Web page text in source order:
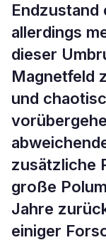
allerdings
dieser
Magnetfeld
und
zusätzliche
große
Jahre
einiger